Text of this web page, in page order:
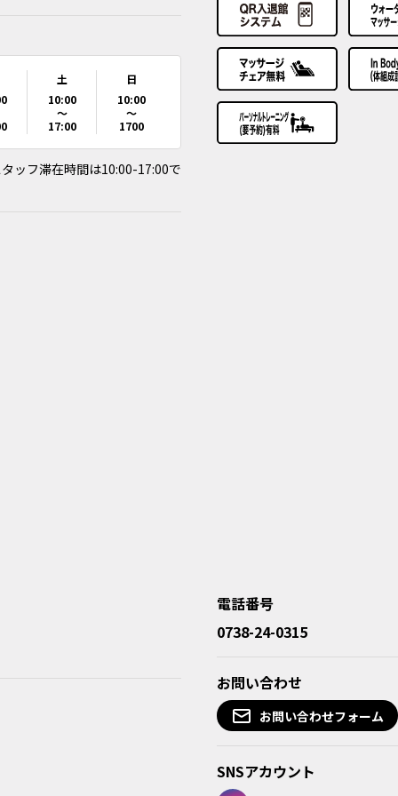
土
10:00
～
17:00
日
10:00
～
1700
ッフ滞在時間は10:00-17:00で
電話番号
0738-24-0315
お問い合わせ
お問い合わせフォーム
SNSアカウント